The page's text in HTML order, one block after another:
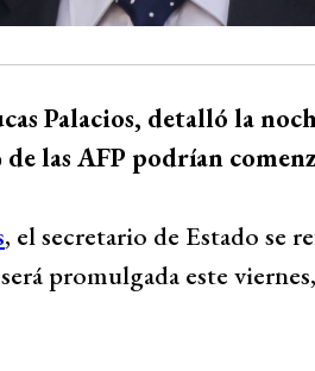
Palacios, detalló la
las AFP podrían
, el secretario de Estado se
promulgada este